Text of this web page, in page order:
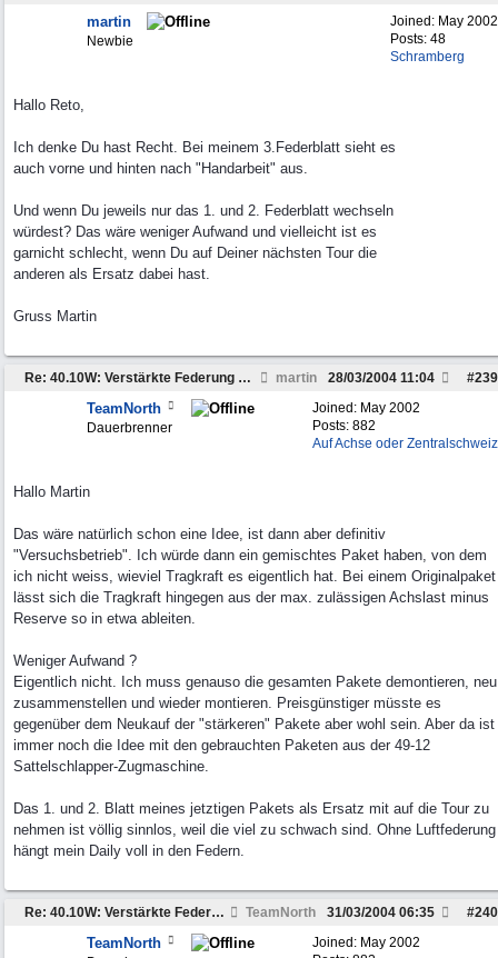
Joined: May 2002
Posts: 48
Schramberg
martin
Newbie
Hallo Reto,
Ich denke Du hast Recht. Bei meinem 3.Federblatt sieht es
auch vorne und hinten nach "Handarbeit" aus.
Und wenn Du jeweils nur das 1. und 2. Federblatt wechseln
würdest? Das wäre weniger Aufwand und vielleicht ist es
garnicht schlecht, wenn Du auf Deiner nächsten Tour die
anderen als Ersatz dabei hast.
Gruss Martin
Re: 40.10W: Verstärkte Federung der Hinterachse martin #239
28/03/2004 11:04
Joined: May 2002
Posts: 882
Auf Achse oder Zentralschweiz
TeamNorth
Dauerbrenner
Hallo Martin
Das wäre natürlich schon eine Idee, ist dann aber definitiv
"Versuchsbetrieb". Ich würde dann ein gemischtes Paket haben, von dem
ich nicht weiss, wieviel Tragkraft es eigentlich hat. Bei einem Originalpaket
lässt sich die Tragkraft hingegen aus der max. zulässigen Achslast minus
Reserve so in etwa ableiten.
Weniger Aufwand ?
Eigentlich nicht. Ich muss genauso die gesamten Pakete demontieren, neu
zusammenstellen und wieder montieren. Preisgünstiger müsste es
gegenüber dem Neukauf der "stärkeren" Pakete aber wohl sein. Aber da ist
immer noch die Idee mit den gebrauchten Paketen aus der 49-12
Sattelschlapper-Zugmaschine.
Das 1. und 2. Blatt meines jetztigen Pakets als Ersatz mit auf die Tour zu
nehmen ist völlig sinnlos, weil die viel zu schwach sind. Ohne Luftfederung
hängt mein Daily voll in den Federn.
Re: 40.10W: Verstärkte Federung der Hinterachse TeamNorth #240
31/03/2004 06:35
Joined: May 2002
TeamNorth